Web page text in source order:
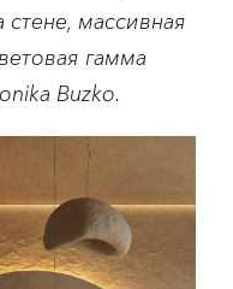
массивная
гамма
Buzko.